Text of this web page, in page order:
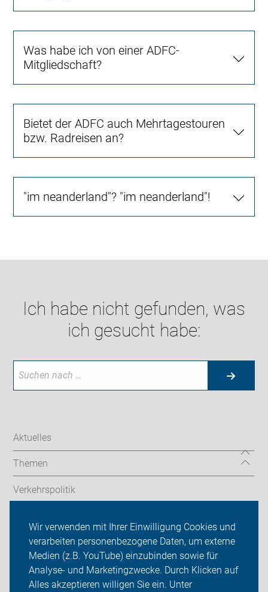
Wir verwenden mit Ihrer Einwilligung Cookies und
verarbeiten personenbezogene Daten, um externe
Medien (z.B. YouTube) einzubinden sowie für
Analyse- und Marketingzwecke. Durch Klicken auf
Alles akzeptieren willigen Sie ein. Unter
Was habe ich von einer ADFC-
Mitgliedschaft?
Bietet der ADFC auch Mehrtagestouren
bzw. Radreisen an?
"im neanderland"? "im neanderland"!
Ich habe nicht gefunden, was
ich gesucht habe:
Aktuelles
Themen
Verkehrspolitik
ADFC im neanderland
Sei dabei